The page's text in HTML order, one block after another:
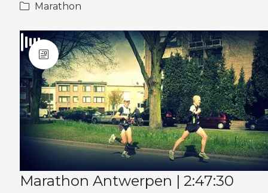
Marathon
Marathon Antwerpen | 2:47:30